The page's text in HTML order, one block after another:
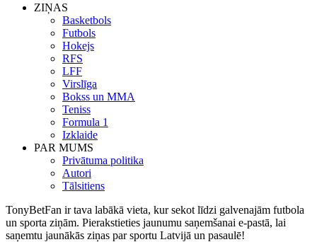
ZIŅAS
Basketbols
Futbols
Hokejs
RFS
LFF
Virslīga
Bokss un MMA
Teniss
Formula 1
Izklaide
PAR MUMS
Privātuma politika
Autori
Tālsitiens
TonyBetFan ir tava labākā vieta, kur sekot līdzi galvenajām futbola
un sporta ziņām. Pierakstieties jaunumu saņemšanai e-pastā, lai
saņemtu jaunākās ziņas par sportu Latvijā un pasaulē!